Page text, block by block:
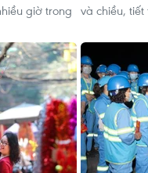
giờ trong và chiều,